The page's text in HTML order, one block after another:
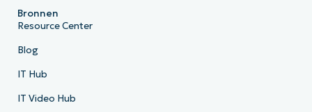
Bronnen
Resource Center
Blog
IT Hub
IT Video Hub